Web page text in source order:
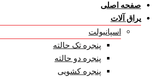
صفحه اصلی
یراق آلات
اسپانیولت
پنجره تک حالته
پنجره دو حالته
پنجره کشویی